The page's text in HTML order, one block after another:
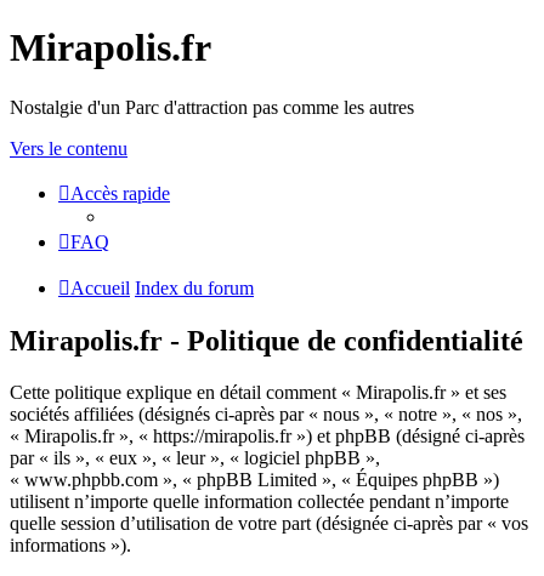
Mirapolis.fr
Nostalgie d'un Parc d'attraction pas comme les autres
Vers le contenu
Accès rapide
FAQ
Accueil Index du forum
Mirapolis.fr - Politique de confidentialité
Cette politique explique en détail comment « Mirapolis.fr » et ses
sociétés affiliées (désignés ci-après par « nous », « notre », « nos »,
« Mirapolis.fr », « https://mirapolis.fr ») et phpBB (désigné ci-après
par « ils », « eux », « leur », « logiciel phpBB »,
« www.phpbb.com », « phpBB Limited », « Équipes phpBB »)
utilisent n’importe quelle information collectée pendant n’importe
quelle session d’utilisation de votre part (désignée ci-après par « vos
informations »).